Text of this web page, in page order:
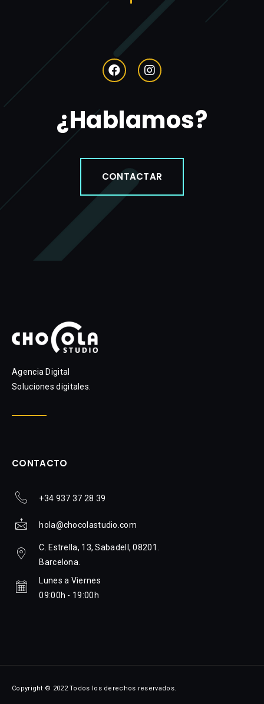
¿Hablamos?
CONTACTAR
Agencia Digital
Soluciones digitales.
CONTACTO
+34 937 37 28 39
hola@chocolastudio.com
C. Estrella, 13, Sabadell, 08201.
Barcelona.
Lunes a Viernes
09:00h - 19:00h
Copyright © 2022 Todos los derechos reservados.